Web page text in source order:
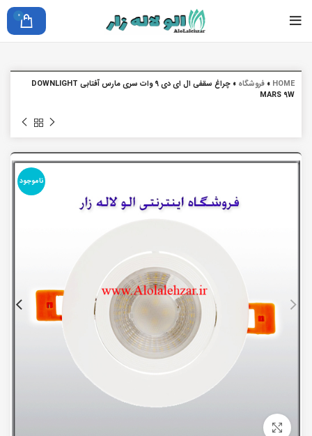
0
HOME
» فروشگاه »
چراغ سقفی ال ای دی 9 وات سری مارس آفتابی DOWNLIGHT
MARS 9W
ناموجود